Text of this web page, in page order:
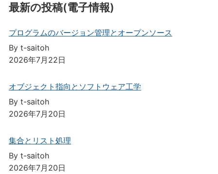
最新の投稿(電子情報)
プログラムのバージョン管理とオープンソース
By t-saitoh
2026年7月22日
オブジェクト指向とソフトウェア工学
By t-saitoh
2026年7月20日
集合とリスト処理
By t-saitoh
2026年7月20日